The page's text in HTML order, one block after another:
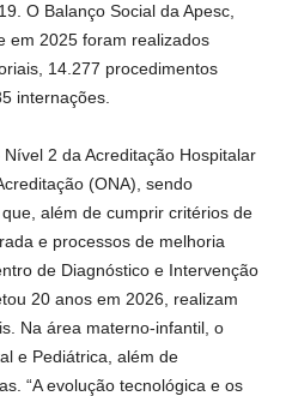
O Balanço Social da Apesc,
em 2025 foram realizados
14.277 procedimentos
internações.
2 da Acreditação Hospitalar
(ONA), sendo
além de cumprir critérios de
e processos de melhoria
de Diagnóstico e Intervenção
20 anos em 2026, realizam
Na área materno-infantil, o
e Pediátrica, além de
“A evolução tecnológica e os